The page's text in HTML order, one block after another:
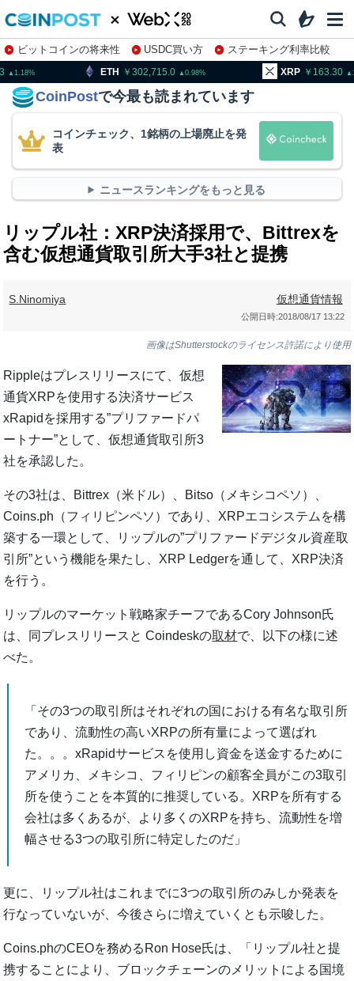
ビットコインの将来性 USDC買い方
ステーキング利率比較
株特集・関連銘柄
302,715.0 0.98 XRP 163.30
CoinPostで今最も読まれています
コインチェック、1銘柄の上場廃止を発
表
ニュースランキングをもっと見る
リップル社：XRP決済採用で、Bittrexを
含む仮想通貨取引所大手3社と提携
S.Ninomiya 仮想通貨情報
公開日時:2018/08/17 13:22
画像はShutterstockのライセンス許諾により使用
Rippleはプレスリリースにて、仮想
通貨XRPを使用する決済サービス
xRapidを採用する”プリファードパ
ートナー”として、仮想通貨取引所3
社を承認した。
その3社は、Bittrex（米ドル）、Bitso（メキシコペソ）、
Coins.ph（フィリピンペソ）であり、XRPエコシステムを構
築する一環として、リップルの”プリファードデジタル資産取
引所”という機能を果たし、XRP Ledgerを通して、XRP決済
を行う。
リップルのマーケット戦略家チーフであるCory Johnson氏
は、同プレスリリースと Coindeskの取材で、以下の様に述
べた。
「その3つの取引所はそれぞれの国における有名な取引所
であり、流動性の高いXRPの所有量によって選ばれ
た。。。xRapidサービスを使用し資金を送金するために
アメリカ、メキシコ、フィリピンの顧客全員がこの3取引
所を使うことを本質的に推奨している。XRPを所有する
会社は多くあるが、より多くのXRPを持ち、流動性を増
幅させる3つの取引所に特定したのだ」
更に、リップル社はこれまでに3つの取引所のみしか発表を
行なっていないが、今後さらに増えていくとも示唆した。
Coins.phのCEOを務めるRon Hose氏は、「リップル社と提
携することにより、ブロックチェーンのメリットによる国境